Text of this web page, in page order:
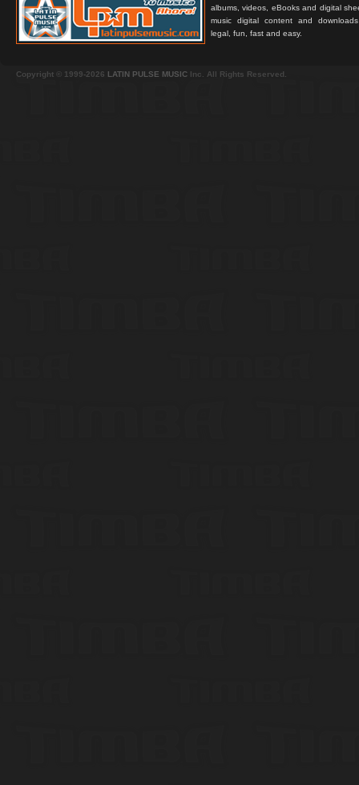
albums, videos, eBooks and digital
music digital content and
legal, fun, fast and easy.
Copyright © 1999-2026 LATIN PULSE MUSIC Inc. All Rights Reserved.